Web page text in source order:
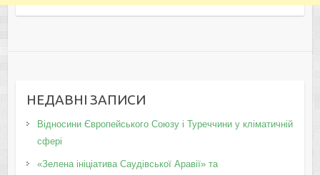
НЕДАВНІ ЗАПИСИ
Відносини Європейського Союзу і Туреччини у кліматичній
сфері
«Зелена ініціатива Саудівської Аравії» та